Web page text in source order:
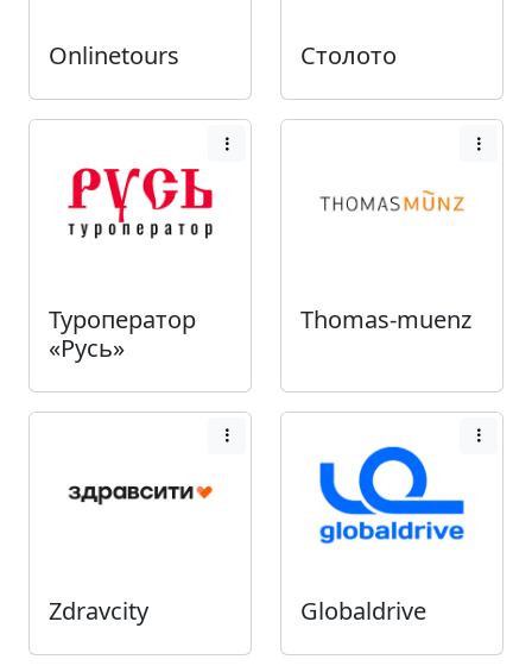
Onlinetours Столото
Туроператор
«Русь»
Thomas-muenz
Zdravcity Globaldrive